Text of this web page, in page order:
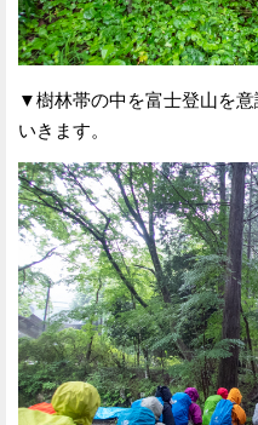
▼樹林帯の中を富士登山を
いきます。